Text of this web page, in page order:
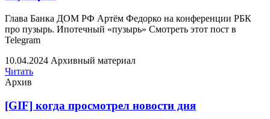
Глава Банка ДОМ PФ Артём Федорко на конференции РБК
про пузырь. Ипотечный «пузырь» Смотреть этот пост в
Telegram
10.04.2024 Архивный материал
Читать
Архив
[GIF] когда просмотрел новости дня